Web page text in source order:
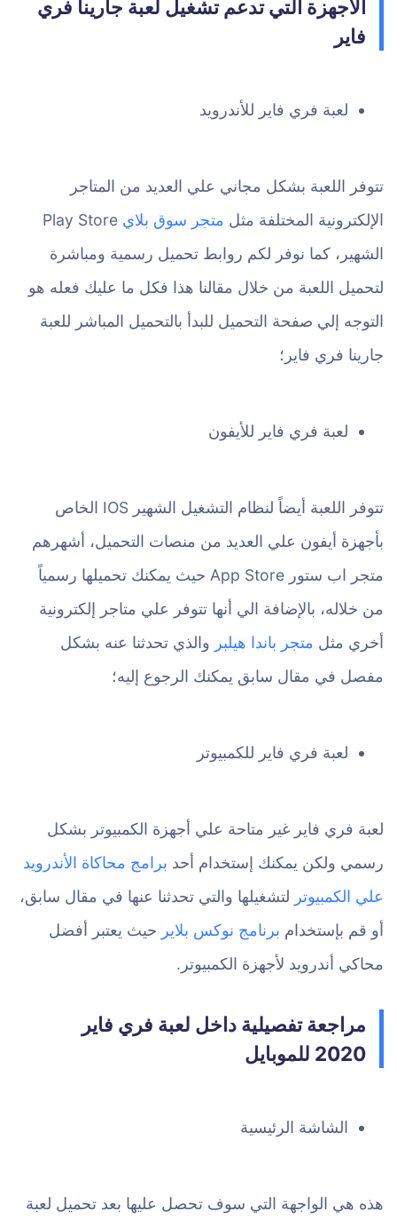
الأجهزة التي تدعم تشغيل لعبة جارينا فري
فاير
لعبة فري فاير للأندرويد
تتوفر اللعبة بشكل مجاني علي العديد من المتاجر
الإلكترونية المختلفة مثل متجر سوق بلاي Play Store
الشهير، كما نوفر لكم روابط تحميل رسمية ومباشرة
لتحميل اللعبة من خلال مقالنا هذا فكل ما عليك فعله هو
التوجه إلي صفحة التحميل للبدأ بالتحميل المباشر للعبة
جارينا فري فاير؛
لعبة فري فاير للأيفون
تتوفر اللعبة أيضاً لنظام التشغيل الشهير IOS الخاص
بأجهزة أيفون علي العديد من منصات التحميل، أشهرهم
متجر اب ستور App Store حيث يمكنك تحميلها رسمياً
من خلاله، بالإضافة الي أنها تتوفر علي متاجر إلكترونية
أخري مثل متجر باندا هيلبر والذي تحدثنا عنه بشكل
مفصل في مقال سابق يمكنك الرجوع إليه؛
لعبة فري فاير للكمبيوتر
لعبة فري فاير غير متاحة علي أجهزة الكمبيوتر بشكل
رسمي ولكن يمكنك إستخدام أحد برامج محاكاة الأندرويد
علي الكمبيوتر لتشغيلها والتي تحدثنا عنها في مقال سابق،
أو قم بإستخدام برنامج نوكس بلاير حيث يعتبر أفضل
محاكي أندرويد لأجهزة الكمبيوتر.
مراجعة تفصيلية داخل لعبة فري فاير
2020 للموبايل
الشاشة الرئيسية
هذه هي الواجهة التي سوف تحصل عليها بعد تحميل لعبة